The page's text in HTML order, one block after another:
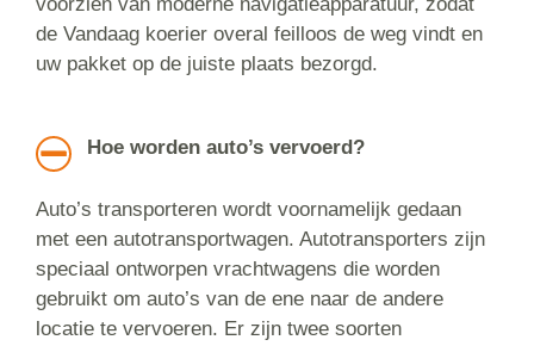
de Vandaag koerier overal feilloos de weg vindt en
uw pakket op de juiste plaats bezorgd.
Hoe worden auto’s vervoerd?
Auto’s transporteren wordt voornamelijk gedaan
met een autotransportwagen. Autotransporters zijn
speciaal ontworpen vrachtwagens die worden
gebruikt om auto’s van de ene naar de andere
locatie te vervoeren. Er zijn twee soorten